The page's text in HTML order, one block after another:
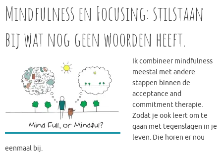
Mindfulness en Focusing: stilstaan
bij wat nog geen woorden heeft.
Ik combineer mindfulness
meestal met andere
stappen binnen de
acceptance and
commitment therapie.
Zodat je ook leert om te
gaan met tegenslagen in je
leven. Die horen er nou
eenmaal bij.